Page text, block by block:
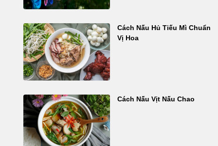
Cách Nấu Hủ Tiếu Mì Chuẩn
Vị Hoa
Cách Nấu Vịt Nấu Chao